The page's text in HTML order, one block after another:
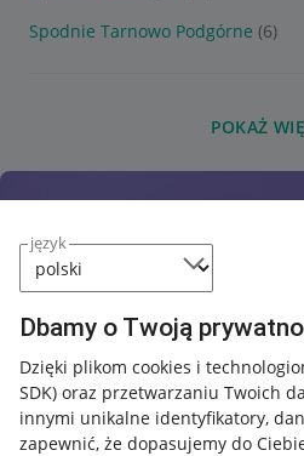
język
Dbamy o Twoją
Dzięki plikom cookies i
SDK) oraz przetwarzaniu Twoich
innymi unikalne identyfikatory,
zapewnić, że dopasujemy do
Spodnie Tarnowo Podgórne (6)
POKAŻ